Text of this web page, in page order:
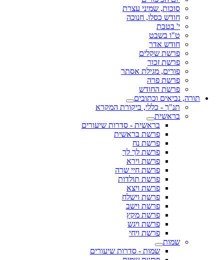
סוכות, שמיני עצרת
חודש כסלו, חנוכה
י' בטבת
ט"ו בשבט
חודש אדר
פרשת שקלים
פרשת זכור
פורים, מגילת אסתר
פרשת פרה
פרשת החודש
תורה, נביאים וכתובים
תנ"ך - כללי, ביקורת המקרא
בראשית
בראשית - סדרות שיעורים
פרשת בראשית
פרשת נח
פרשת לך לך
פרשת וירא
פרשת חיי שרה
פרשת תולדות
פרשת ויצא
פרשת וישלח
פרשת וישב
פרשת מקץ
פרשת ויגש
פרשת ויחי
שמות
שמות - סדרות שיעורים